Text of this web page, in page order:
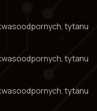
tytanu
tytanu
tytanu